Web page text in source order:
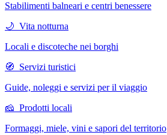
Stabilimenti balneari e centri benessere
🌙 Vita notturna
Locali e discoteche nei borghi
🧭 Servizi turistici
Guide, noleggi e servizi per il viaggio
🧀 Prodotti locali
Formaggi, miele, vini e sapori del territorio